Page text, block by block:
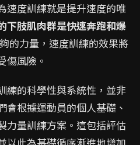
速度訓練就是提升速度的唯
下肢肌肉群是快速奔跑和爆
的力量，速度訓練的效果將
傷風險。
練的科學性與系統性，並非
會根據運動員的個人基礎、
力量訓練方案。這包括評估